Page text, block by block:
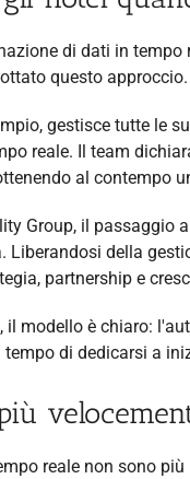
di dati in tempo
questo approccio.
gestisce tutte le
reale. Il team
al contempo
Group, il passaggio
Liberandosi della
partnership e
il modello è chiaro:
di dedicarsi a
reale non sono